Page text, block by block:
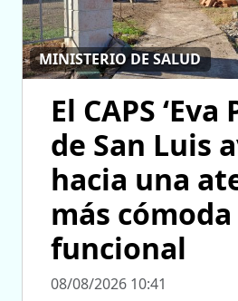
MINISTERIO DE SALUD
El CAPS ‘Eva
de San Luis
hacia una
más
funcional
08/08/2026 10:41